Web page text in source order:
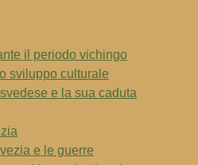
il periodo vichingo
sviluppo culturale
e la sua caduta
e le guerre